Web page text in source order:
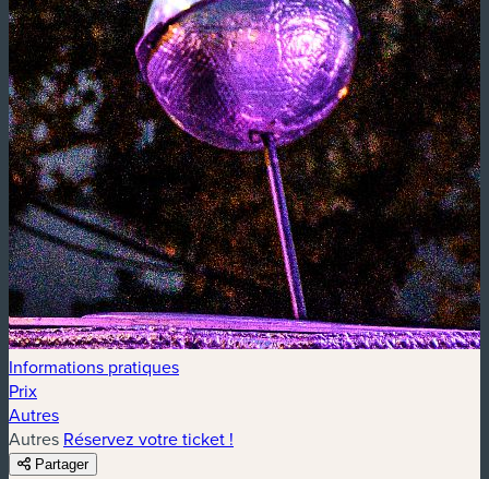
Informations pratiques
Prix
Autres
Autres Réservez votre ticket !
Partager